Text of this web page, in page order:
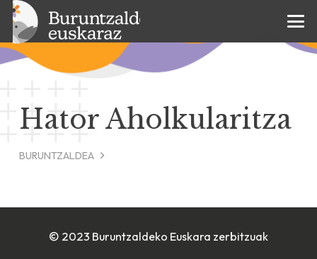
Hator Aholkularitza
BURUNTZALDEA
© 2023 Buruntzaldeko Euskara zerbitzuak